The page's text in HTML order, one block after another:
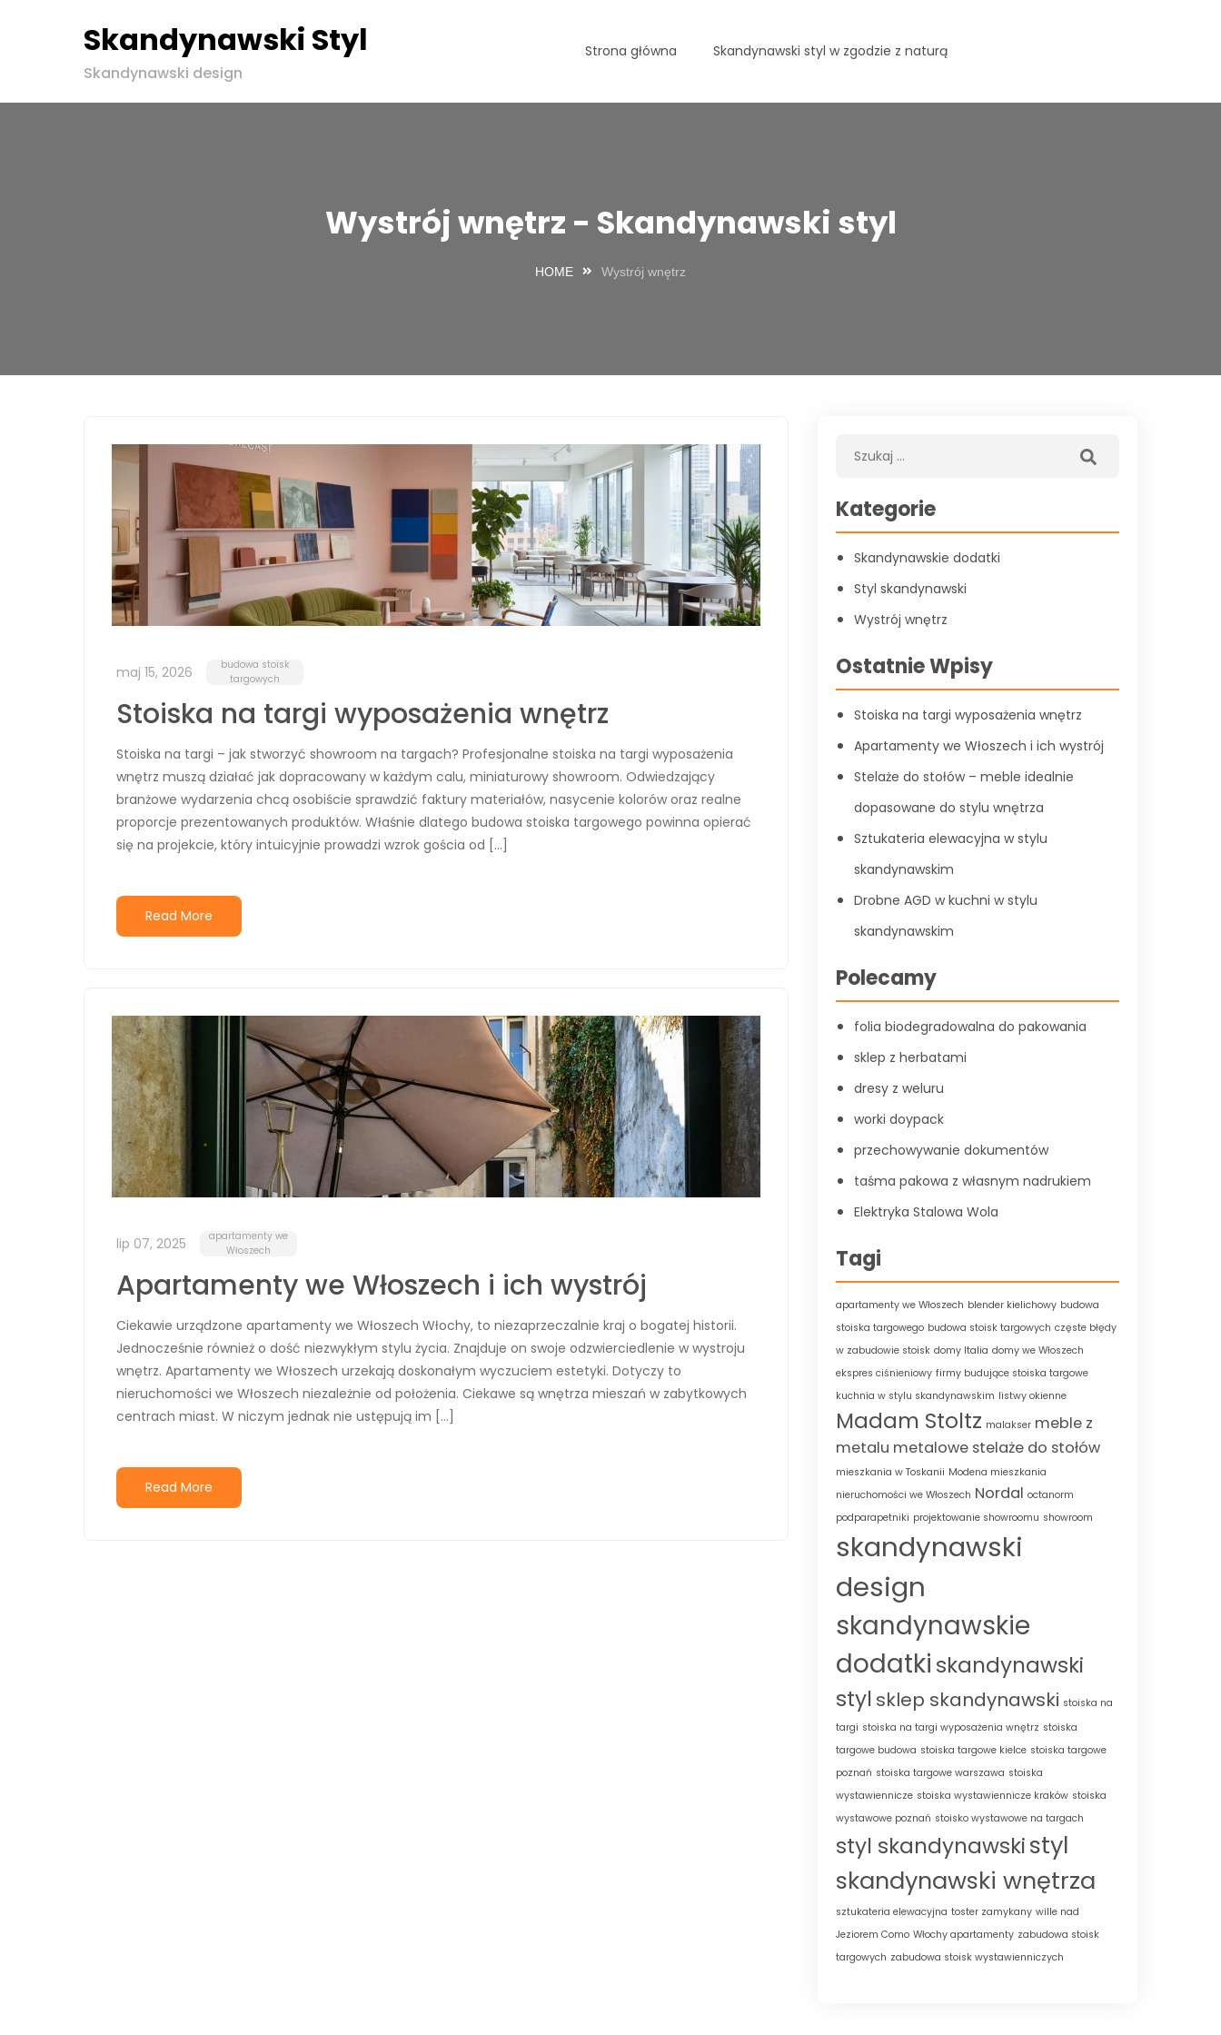
to
content
Skandynawski Styl
Skandynawski design
Strona główna Skandynawski styl w zgodzie z naturą
Wystrój wnętrz - Skandynawski styl
HOME Wystrój wnętrz
maj 15, 2026
budowa stoisk
targowych
Stoiska na targi wyposażenia wnętrz
Stoiska na targi – jak stworzyć showroom na targach? Profesjonalne stoiska na targi wyposażenia
wnętrz muszą działać jak dopracowany w każdym calu, miniaturowy showroom. Odwiedzający
branżowe wydarzenia chcą osobiście sprawdzić faktury materiałów, nasycenie kolorów oraz realne
proporcje prezentowanych produktów. Właśnie dlatego budowa stoiska targowego powinna opierać
się na projekcie, który intuicyjnie prowadzi wzrok gościa od […]
Read More
lip 07, 2025
apartamenty we
Włoszech
Apartamenty we Włoszech i ich wystrój
Ciekawie urządzone apartamenty we Włoszech Włochy, to niezaprzeczalnie kraj o bogatej historii.
Jednocześnie również o dość niezwykłym stylu życia. Znajduje on swoje odzwierciedlenie w wystroju
wnętrz. Apartamenty we Włoszech urzekają doskonałym wyczuciem estetyki. Dotyczy to
nieruchomości we Włoszech niezależnie od położenia. Ciekawe są wnętrza mieszań w zabytkowych
centrach miast. W niczym jednak nie ustępują im […]
Read More
Kategorie
Skandynawskie dodatki
Styl skandynawski
Wystrój wnętrz
Ostatnie Wpisy
Stoiska na targi wyposażenia wnętrz
Apartamenty we Włoszech i ich wystrój
Stelaże do stołów – meble idealnie
dopasowane do stylu wnętrza
Sztukateria elewacyjna w stylu
skandynawskim
Drobne AGD w kuchni w stylu
skandynawskim
Polecamy
folia biodegradowalna do pakowania
sklep z herbatami
dresy z weluru
worki doypack
przechowywanie dokumentów
taśma pakowa z własnym nadrukiem
Elektryka Stalowa Wola
Tagi
apartamenty we Włoszech blender kielichowy budowa
stoiska targowego budowa stoisk targowych częste błędy
w zabudowie stoisk domy Italia domy we Włoszech
ekspres ciśnieniowy firmy budujące stoiska targowe
kuchnia w stylu skandynawskim listwy okienne
Madam Stoltz malakser meble z
metalu metalowe stelaże do stołów
mieszkania w Toskanii Modena mieszkania
nieruchomości we Włoszech Nordal octanorm
podparapetniki projektowanie showroomu showroom
skandynawski
design
skandynawskie
dodatki skandynawski
styl sklep skandynawski stoiska na
targi stoiska na targi wyposażenia wnętrz stoiska
targowe budowa stoiska targowe kielce stoiska targowe
poznań stoiska targowe warszawa stoiska
wystawiennicze stoiska wystawiennicze kraków stoiska
wystawowe poznań stoisko wystawowe na targach
styl skandynawskistyl
skandynawski wnętrza
sztukateria elewacyjna toster zamykany wille nad
Jeziorem Como Włochy apartamenty zabudowa stoisk
targowych zabudowa stoisk wystawienniczych